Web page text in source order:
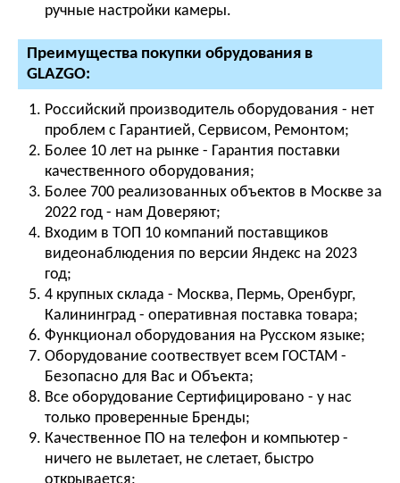
ручные настройки камеры.
Преимущества покупки обрудования в
GLAZGO:
Российский производитель оборудования - нет
проблем с Гарантией, Сервисом, Ремонтом;
Более 10 лет на рынке - Гарантия поставки
качественного оборудования;
Более 700 реализованных объектов в Москве за
2022 год - нам Доверяют;
Входим в ТОП 10 компаний поставщиков
видеонаблюдения по версии Яндекс на 2023
год;
4 крупных склада - Москва, Пермь, Оренбург,
Калининград - оперативная поставка товара;
Функционал оборудования на Русском языке;
Оборудование соотвествует всем ГОСТАМ -
Безопасно для Вас и Объекта;
Все оборудование Сертифицировано - у нас
только проверенные Бренды;
Качественное ПО на телефон и компьютер -
ничего не вылетает, не слетает, быстро